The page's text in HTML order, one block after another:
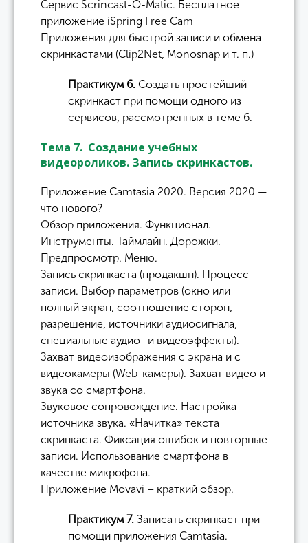
Сервис Scrincast-O-Matic. Бесплатное
приложение iSpring Free Cam
Приложения для быстрой записи и обмена
скринкастами (Clip2Net, Monosnap и т. п.)
Практикум 6. Создать простейший
скринкаст при помощи одного из
сервисов, рассмотренных в теме 6.
Тема 7. Создание учебных
видеороликов. Запись скринкастов.
Приложение Camtasia 2020. Версия 2020 —
что нового?
Обзор приложения. Функционал.
Инструменты. Таймлайн. Дорожки.
Предпросмотр. Меню.
Запись скринкаста (продакшн). Процесс
записи. Выбор параметров (окно или
полный экран, соотношение сторон,
разрешение, источники аудиосигнала,
специальные аудио- и видеоэффекты).
Захват видеоизображения с экрана и с
видеокамеры (Web-камеры). Захват видео и
звука со смартфона.
Звуковое сопровождение. Настройка
источника звука. «Начитка» текста
скринкаста. Фиксация ошибок и повторные
записи. Использование смартфона в
качестве микрофона.
Приложение Movavi – краткий обзор.
Практикум 7. Записать скринкаст при
помощи приложения Camtasia.